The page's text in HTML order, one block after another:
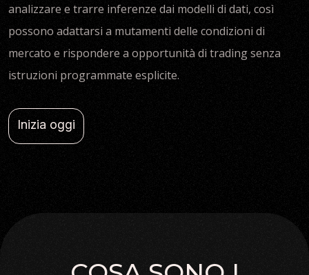
analizzare e trarre inferenze dai modelli di dati, così
possono adattarsi a mutamenti delle condizioni di
mercato e rispondere a opportunità di trading senza
istruzioni programmate esplicite.
Inizia oggi